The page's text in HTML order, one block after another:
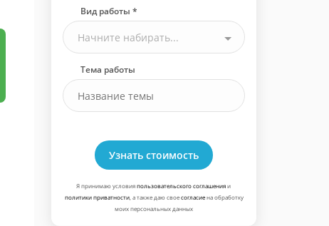
Вид работы *
Начните набирать...
Тема работы
Узнать стоимость
Я принимаю условияпользовательского соглашенияи
политики приватности, а также даю своесогласиена обработку
моих персональных данных